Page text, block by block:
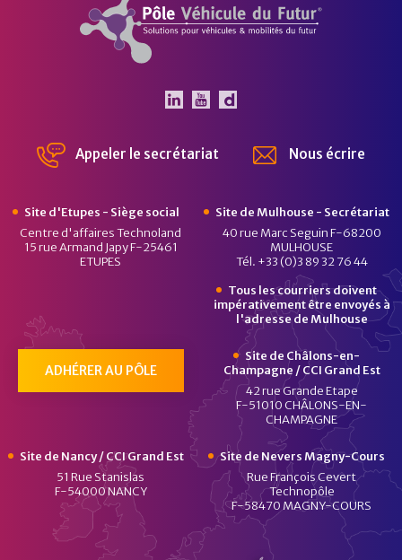
Appeler le secrétariat Nous écrire
Site d'Etupes - Siège social
Centre d'affaires Technoland
15 rue Armand Japy F-25461
ETUPES
Site de Mulhouse - Secrétariat
40 rue Marc Seguin F-68200
MULHOUSE
Tél. +33 (0)3 89 32 76 44
Tous les courriers doivent
impérativement être envoyés à
l'adresse de Mulhouse
ADHÉRER AU PÔLE
Site de Châlons-en-
Champagne / CCI Grand Est
42 rue Grande Etape
F-51010 CHÂLONS-EN-
CHAMPAGNE
Site de Nancy / CCI Grand Est
51 Rue Stanislas
F-54000 NANCY
Site de Nevers Magny-Cours
Rue François Cevert
Technopôle
F-58470 MAGNY-COURS